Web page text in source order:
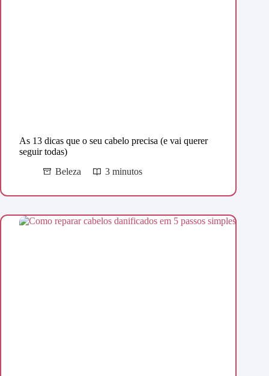
As 13 dicas que o seu cabelo precisa (e vai querer
seguir todas)
Beleza
3 minutos